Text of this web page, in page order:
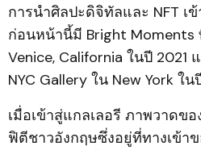
การนำศิลปะดิจิทัลและ NFT เ
ก่อนหน้านี้มี Bright Moments
Venice, California ในปี 2021
NYC Gallery ใน New York ใน
เมื่อเข้าสู่แกลเลอรี ภาพวาดข
ฟิตีชาวอังกฤษซึ่งอยู่ที่ทางเข้า